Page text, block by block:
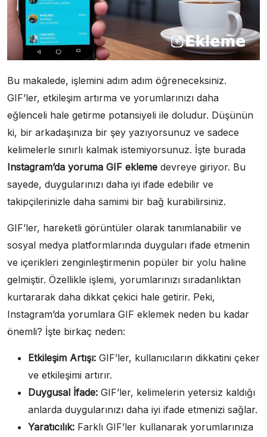
Bu makalede, işlemini adım adım öğreneceksiniz.
GIF’ler, etkileşim artırma ve yorumlarınızı daha
eğlenceli hale getirme potansiyeli ile doludur. Düşünün
ki, bir arkadaşınıza bir şey yazıyorsunuz ve sadece
kelimelerle sınırlı kalmak istemiyorsunuz. İşte burada
Instagram’da yoruma GIF ekleme devreye giriyor. Bu
sayede, duygularınızı daha iyi ifade edebilir ve
takipçilerinizle daha samimi bir bağ kurabilirsiniz.
GIF’ler, hareketli görüntüler olarak tanımlanabilir ve
sosyal medya platformlarında duyguları ifade etmenin
ve içerikleri zenginleştirmenin popüler bir yolu haline
gelmiştir. Özellikle işlemi, yorumlarınızı sıradanlıktan
kurtararak daha dikkat çekici hale getirir. Peki,
Instagram’da yorumlara GIF eklemek neden bu kadar
önemli? İşte birkaç neden:
Etkileşim Artışı: GIF’ler, kullanıcıların dikkatini çeker
ve etkileşimi artırır.
Duygusal İfade: GIF’ler, kelimelerin yetersiz kaldığı
anlarda duygularınızı daha iyi ifade etmenizi sağlar.
Yaratıcılık: Farklı GIF’ler kullanarak yorumlarınıza